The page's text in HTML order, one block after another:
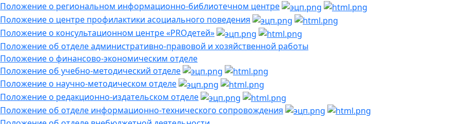
Положение о региональном информационно-библиотечном центре
Положение о центре профилактики асоциального поведения
Положение о консультационном центре «PROдетей»
Положение об отделе административно-правовой и хозяйственной работы
Положение о финансово-экономическим отделе
Положение об учебно-методический отделе
Положение о научно-методическом отделе
Положение о редакционно-издательском отделе
Положение об отделе информационно-технического сопровождения